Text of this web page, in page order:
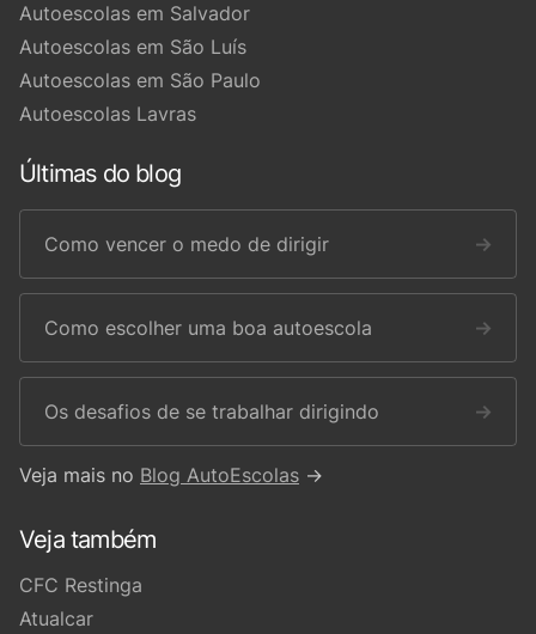
Autoescolas em Salvador
Autoescolas em São Luís
Autoescolas em São Paulo
Autoescolas Lavras
Últimas do blog
Como vencer o medo de dirigir →
Como escolher uma boa autoescola →
Os desafios de se trabalhar dirigindo →
Veja mais no Blog AutoEscolas →
Veja também
CFC Restinga
Atualcar